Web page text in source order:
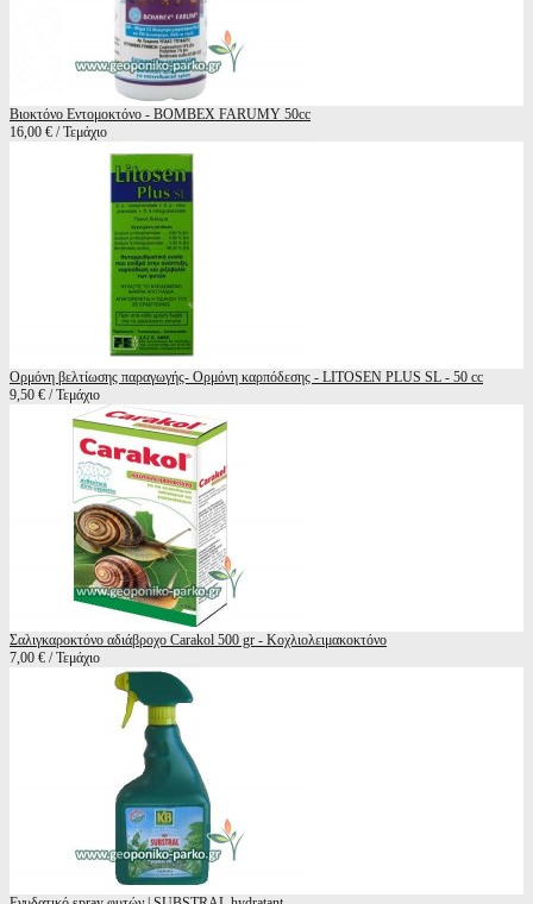
Βιοκτόνο Εντομοκτόνο - BOMBEX FARUMY 50cc
16,00 € / Τεμάχιο
Ορμόνη βελτίωσης παραγωγής- Ορμόνη καρπόδεσης - LITOSEN PLUS SL - 50 cc
9,50 € / Τεμάχιο
Σαλιγκαροκτόνο αδιάβροχο Carakol 500 gr - Κοχλιολειμακοκτόνο
7,00 € / Τεμάχιο